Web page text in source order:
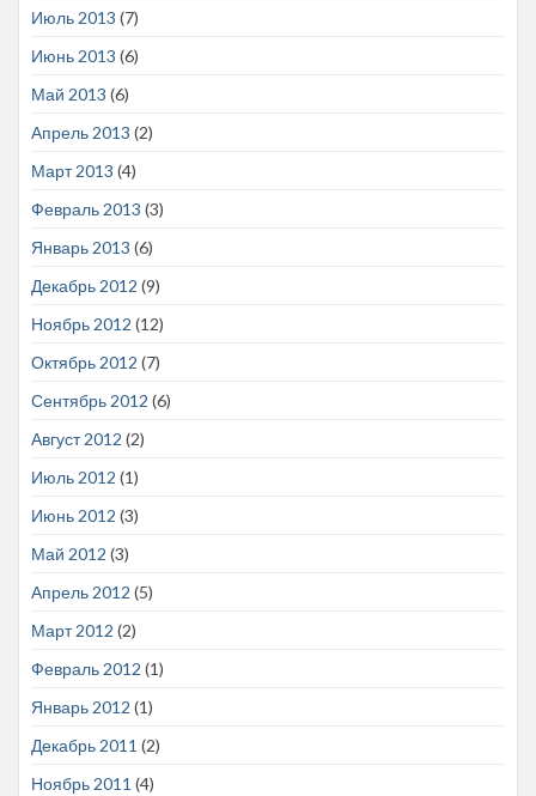
Июль 2013 (7)
Июнь 2013 (6)
Май 2013 (6)
Апрель 2013 (2)
Март 2013 (4)
Февраль 2013 (3)
Январь 2013 (6)
Декабрь 2012 (9)
Ноябрь 2012 (12)
Октябрь 2012 (7)
Сентябрь 2012 (6)
Август 2012 (2)
Июль 2012 (1)
Июнь 2012 (3)
Май 2012 (3)
Апрель 2012 (5)
Март 2012 (2)
Февраль 2012 (1)
Январь 2012 (1)
Декабрь 2011 (2)
Ноябрь 2011 (4)